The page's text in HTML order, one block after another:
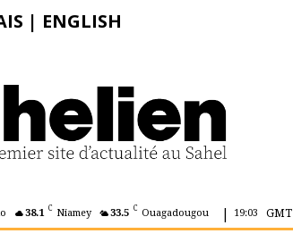
| ENGLISH
38.1 C Niamey 33.5 C Ouagadougou | 19:03 GMT